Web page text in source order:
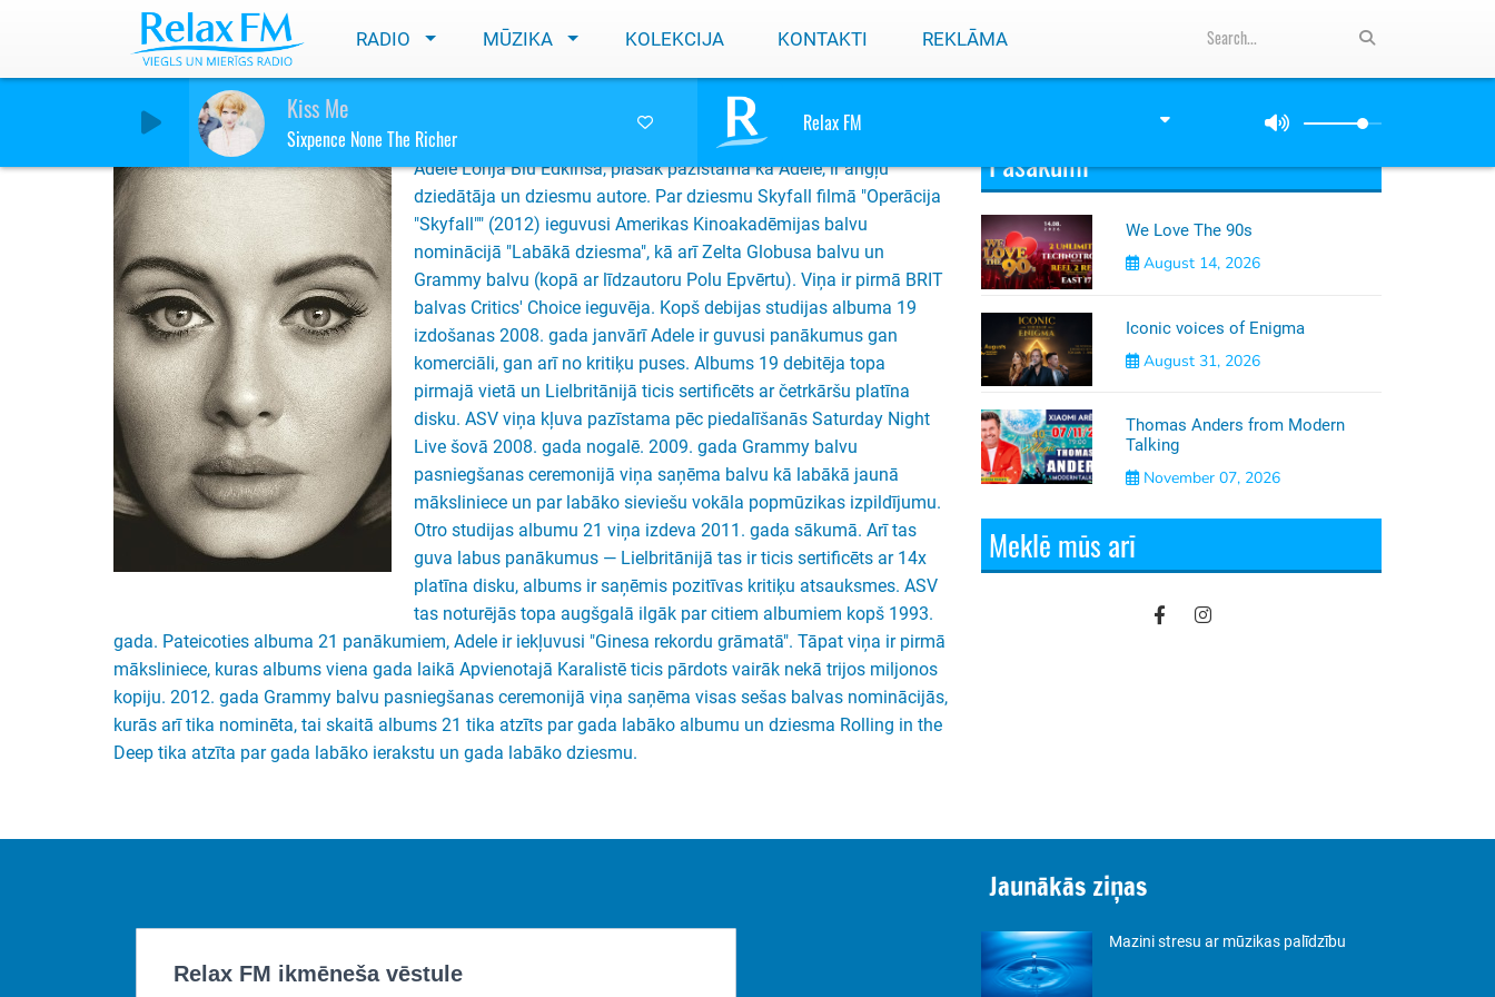
RADIO MŪZIKA KOLEKCIJA KONTAKTI REKLĀMA
Kiss Me
Sixpence None The Richer
Relax FM
Adele
Adele Lorija Blu Edkinsa, plašāk pazīstama kā Adele, ir angļu
dziedātāja un dziesmu autore. Par dziesmu Skyfall filmā "Operācija
"Skyfall"" (2012) ieguvusi Amerikas Kinoakadēmijas balvu
nominācijā "Labākā dziesma", kā arī Zelta Globusa balvu un
Grammy balvu (kopā ar līdzautoru Polu Epvērtu). Viņa ir pirmā BRIT
balvas Critics' Choice ieguvēja. Kopš debijas studijas albuma 19
izdošanas 2008. gada janvārī Adele ir guvusi panākumus gan
komerciāli, gan arī no kritiķu puses. Albums 19 debitēja topa
pirmajā vietā un Lielbritānijā ticis sertificēts ar četrkāršu platīna
disku. ASV viņa kļuva pazīstama pēc piedalīšanās Saturday Night
Live šovā 2008. gada nogalē. 2009. gada Grammy balvu
pasniegšanas ceremonijā viņa saņēma balvu kā labākā jaunā
māksliniece un par labāko sieviešu vokāla popmūzikas izpildījumu.
Otro studijas albumu 21 viņa izdeva 2011. gada sākumā. Arī tas
guva labus panākumus — Lielbritānijā tas ir ticis sertificēts ar 14x
platīna disku, albums ir saņēmis pozitīvas kritiķu atsauksmes. ASV
tas noturējās topa augšgalā ilgāk par citiem albumiem kopš 1993.
gada. Pateicoties albuma 21 panākumiem, Adele ir iekļuvusi "Ginesa rekordu grāmatā". Tāpat viņa ir pirmā
māksliniece, kuras albums viena gada laikā Apvienotajā Karalistē ticis pārdots vairāk nekā trijos miljonos
kopiju. 2012. gada Grammy balvu pasniegšanas ceremonijā viņa saņēma visas sešas balvas nominācijās,
kurās arī tika nominēta, tai skaitā albums 21 tika atzīts par gada labāko albumu un dziesma Rolling in the
Deep tika atzīta par gada labāko ierakstu un gada labāko dziesmu.
Pasākumi
We Love The 90s
August 14, 2026
Iconic voices of Enigma
August 31, 2026
Thomas Anders from Modern
Talking
November 07, 2026
Meklē mūs arī
Jaunākās ziņas
Mazini stresu ar mūzikas palīdzību